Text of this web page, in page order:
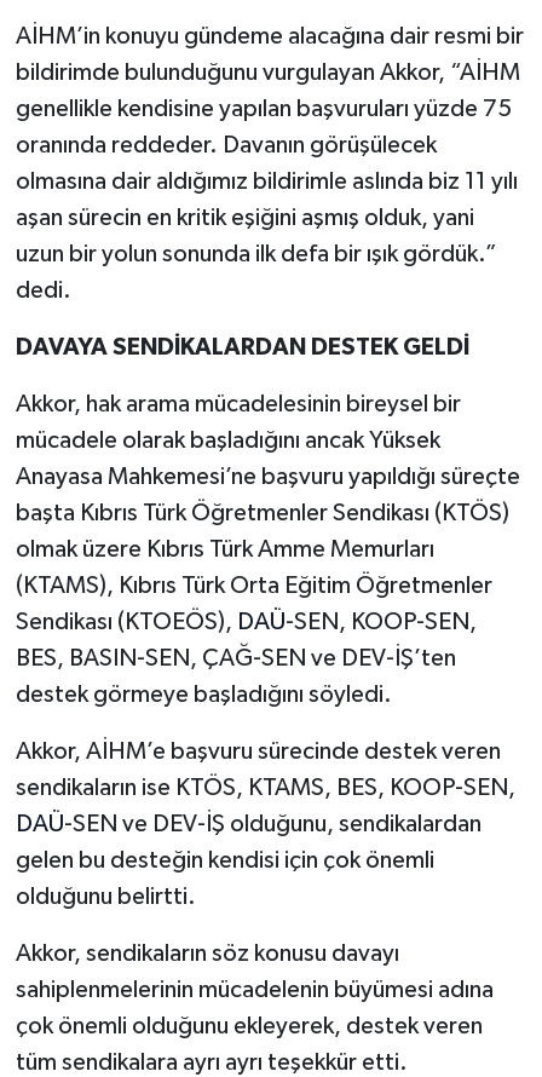
AİHM’in konuyu gündeme alacağına dair resmi bir
bildirimde bulunduğunu vurgulayan Akkor, “AİHM
genellikle kendisine yapılan başvuruları yüzde 75
oranında reddeder. Davanın görüşülecek
olmasına dair aldığımız bildirimle aslında biz 11 yılı
aşan sürecin en kritik eşiğini aşmış olduk, yani
uzun bir yolun sonunda ilk defa bir ışık gördük.”
dedi.
DAVAYA SENDİKALARDAN DESTEK GELDİ
Akkor, hak arama mücadelesinin bireysel bir
mücadele olarak başladığını ancak Yüksek
Anayasa Mahkemesi’ne başvuru yapıldığı süreçte
başta Kıbrıs Türk Öğretmenler Sendikası (KTÖS)
olmak üzere Kıbrıs Türk Amme Memurları
(KTAMS), Kıbrıs Türk Orta Eğitim Öğretmenler
Sendikası (KTOEÖS), DAÜ-SEN, KOOP-SEN,
BES, BASIN-SEN, ÇAĞ-SEN ve DEV-İŞ’ten
destek görmeye başladığını söyledi.
Akkor, AİHM’e başvuru sürecinde destek veren
sendikaların ise KTÖS, KTAMS, BES, KOOP-SEN,
DAÜ-SEN ve DEV-İŞ olduğunu, sendikalardan
gelen bu desteğin kendisi için çok önemli
olduğunu belirtti.
Akkor, sendikaların söz konusu davayı
sahiplenmelerinin mücadelenin büyümesi adına
çok önemli olduğunu ekleyerek, destek veren
tüm sendikalara ayrı ayrı teşekkür etti.